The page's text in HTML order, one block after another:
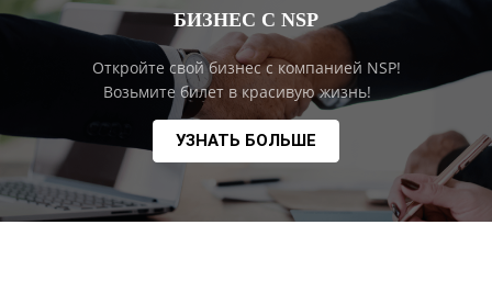
БИЗНЕС С NSP
Откройте свой бизнес с компанией NSP!
Возьмите билет в красивую жизнь!
УЗНАТЬ БОЛЬШЕ